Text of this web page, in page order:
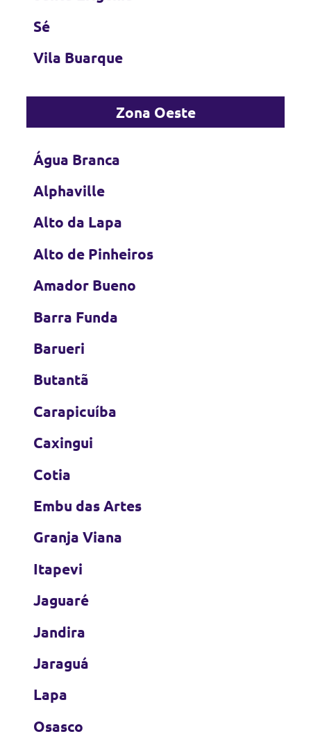
Sé
Vila Buarque
Zona Oeste
Água Branca
Alphaville
Alto da Lapa
Alto de Pinheiros
Amador Bueno
Barra Funda
Barueri
Butantã
Carapicuíba
Caxingui
Cotia
Embu das Artes
Granja Viana
Itapevi
Jaguaré
Jandira
Jaraguá
Lapa
Osasco